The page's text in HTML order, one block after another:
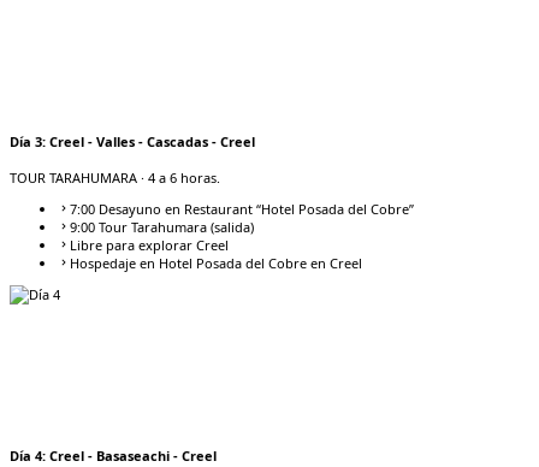
Día 3: Creel - Valles - Cascadas - Creel
TOUR TARAHUMARA · 4 a 6 horas.
7:00 Desayuno en Restaurant “Hotel Posada del Cobre”
9:00 Tour Tarahumara (salida)
Libre para explorar Creel
Hospedaje en Hotel Posada del Cobre en Creel
Día 4: Creel - Basaseachi - Creel